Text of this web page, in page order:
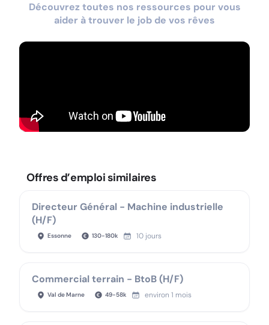
Découvrez toutes nos ressources pour vous
aider à trouver le job de vos rêves
Offres d’emploi similaires
Directeur Général - Machine industrielle
(H/F)
Essonne 130-180k 10 jours
Commercial terrain - BtoB (H/F)
Val de Marne 49-58k environ 1 mois